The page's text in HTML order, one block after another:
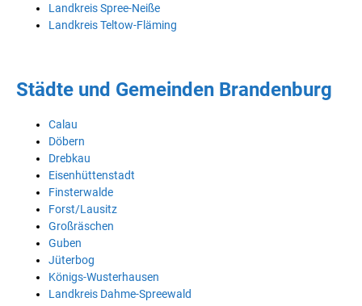
Landkreis Spree-Neiße
Landkreis Teltow-Fläming
Städte und Gemeinden Brandenburg
Calau
Döbern
Drebkau
Eisenhüttenstadt
Finsterwalde
Forst/Lausitz
Großräschen
Guben
Jüterbog
Königs-Wusterhausen
Landkreis Dahme-Spreewald